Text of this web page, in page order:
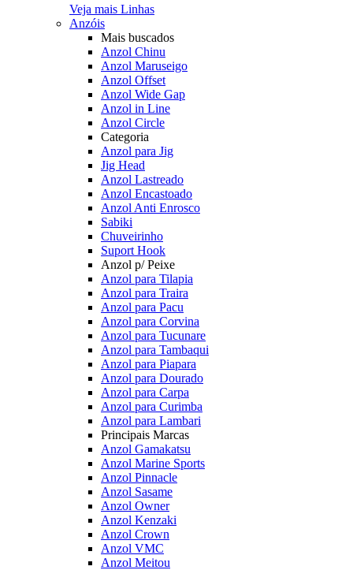
Veja mais Linhas
Anzóis
Mais buscados
Anzol Chinu
Anzol Maruseigo
Anzol Offset
Anzol Wide Gap
Anzol in Line
Anzol Circle
Categoria
Anzol para Jig
Jig Head
Anzol Lastreado
Anzol Encastoado
Anzol Anti Enrosco
Sabiki
Chuveirinho
Suport Hook
Anzol p/ Peixe
Anzol para Tilapia
Anzol para Traira
Anzol para Pacu
Anzol para Corvina
Anzol para Tucunare
Anzol para Tambaqui
Anzol para Piapara
Anzol para Dourado
Anzol para Carpa
Anzol para Curimba
Anzol para Lambari
Principais Marcas
Anzol Gamakatsu
Anzol Marine Sports
Anzol Pinnacle
Anzol Sasame
Anzol Owner
Anzol Kenzaki
Anzol Crown
Anzol VMC
Anzol Meitou